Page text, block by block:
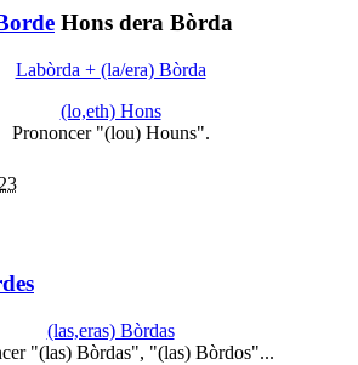
Hons dera Bòrda
Labòrda + (la/era) Bòrda
(lo,eth) Hons
Prononcer "(lou) Houns".
(las,eras) Bòrdas
"(las) Bòrdas", "(las) Bòrdos"...